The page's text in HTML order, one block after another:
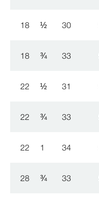
18 ½ 30
18 ¾ 33
22 ½ 31
22 ¾ 33
22 1 34
28 ¾ 33